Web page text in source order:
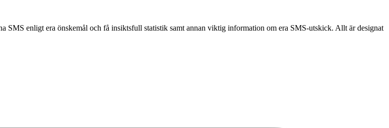
enligt era önskemål och få insiktsfull statistik samt annan viktig information om era SMS-utskick. Allt är designat